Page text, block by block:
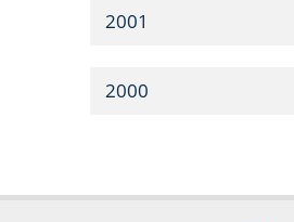
2001
2000